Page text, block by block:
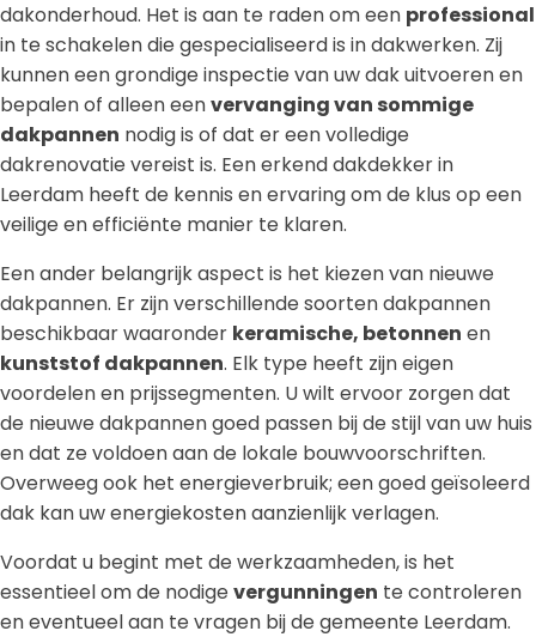
dakonderhoud. Het is aan te raden om een professional
in te schakelen die gespecialiseerd is in dakwerken. Zij
kunnen een grondige inspectie van uw dak uitvoeren en
bepalen of alleen eenvervanging van sommige
dakpannen nodig is of dat er een volledige
dakrenovatie vereist is. Een erkend dakdekker in
Leerdam heeft de kennis en ervaring om de klus op een
veilige en efficiënte manier te klaren.
Een ander belangrijk aspect is het kiezen van nieuwe
dakpannen. Er zijn verschillende soorten dakpannen
beschikbaar waaronder keramische, betonnen en
kunststof dakpannen. Elk type heeft zijn eigen
voordelen en prijssegmenten. U wilt ervoor zorgen dat
de nieuwe dakpannen goed passen bij de stijl van uw huis
en dat ze voldoen aan de lokale bouwvoorschriften.
Overweeg ook het energieverbruik; een goed geïsoleerd
dak kan uw energiekosten aanzienlijk verlagen.
Voordat u begint met de werkzaamheden, is het
essentieel om de nodige vergunningen te controleren
en eventueel aan te vragen bij de gemeente Leerdam.